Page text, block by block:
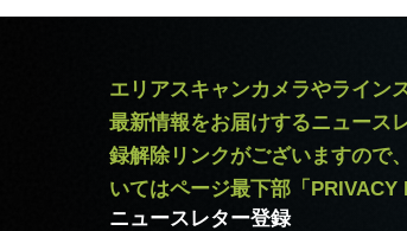
エリアスキャンカメラやライン
最新情報をお届けするニュース
録解除リンクがございますので
いてはページ最下部「PRIVACY
ニュースレター登録